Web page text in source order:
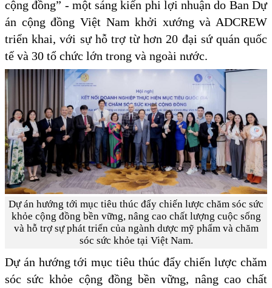
cộng đồng” - một sáng kiến phi lợi nhuận do Ban Dự
án cộng đồng Việt Nam khởi xướng và ADCREW
triển khai, với sự hỗ trợ từ hơn 20 đại sứ quán quốc
tế và 30 tổ chức lớn trong và ngoài nước.
Dự án hướng tới mục tiêu thúc đẩy chiến lược chăm sóc sức
khỏe cộng đồng bền vững, nâng cao chất lượng cuộc sống
và hỗ trợ sự phát triển của ngành dược mỹ phẩm và chăm
sóc sức khỏe tại Việt Nam.
Dự án hướng tới mục tiêu thúc đẩy chiến lược chăm
sóc sức khỏe cộng đồng bền vững, nâng cao chất